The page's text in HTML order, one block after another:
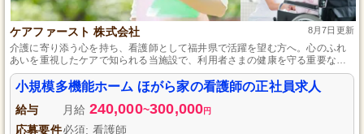
ケアファースト 株式会社 8月7日更新
介護に寄り添う心を持ち、看護師として福井県で活躍を望む方へ。心のふれ
あいを重視したケアで知られる当施設で、利用者さまの健康を守る重要な役
割を担っていただける仲間を募集中です。資格取得支援や充実した研修制度
があり、育児・介護休暇も整っているので、プライベートと仕事のバランス
を大切にしたい方にもぴったりです。
小規模多機能ホーム ほがら家の看護師の正社員求人
給与 月給 240,000~300,000円
応募要件必須: 看護師